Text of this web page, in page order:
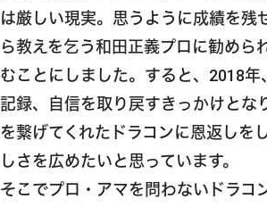
は厳しい現実。思うように成績を残
ら教えを乞う和田正義プロに勧めら
むことにしました。すると、2018
記録、自信を取り戻すきっかけとな
を繋げてくれたドラコンに恩返しを
しさを広めたいと思っています。
そこでプロ・アマを問わないドラコ